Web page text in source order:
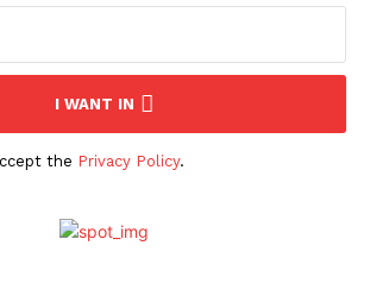
I WANT IN
the Privacy Policy.